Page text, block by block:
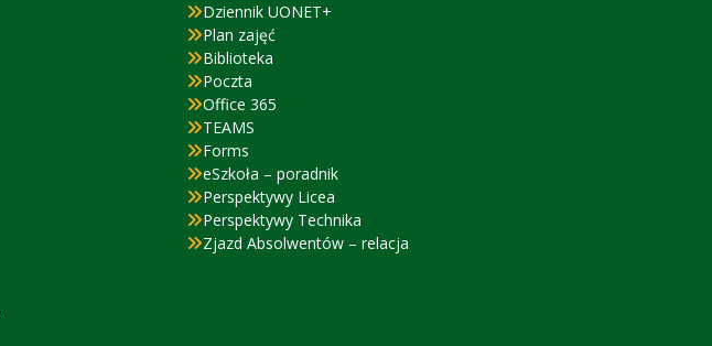
Dziennik UONET+
Plan zajęć
Biblioteka
Poczta
Office 365
TEAMS
Forms
eSzkoła – poradnik
Perspektywy Licea
Perspektywy Technika
Zjazd Absolwentów – relacja